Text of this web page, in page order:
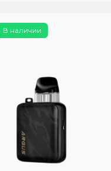
В наличии